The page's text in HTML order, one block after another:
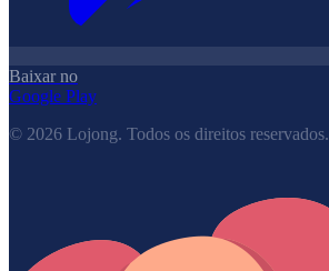
Baixar no
Google Play
© 2026 Lojong. Todos os direitos reservados.